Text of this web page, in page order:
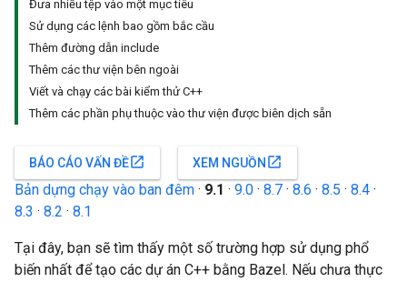
Đưa nhiều tệp vào một mục tiêu
Sử dụng các lệnh bao gồm bắc cầu
Thêm đường dẫn include
Thêm các thư viện bên ngoài
Viết và chạy các bài kiểm thử C++
Thêm các phần phụ thuộc vào thư viện được biên dịch sẵn
BÁO CÁO VẤN ĐỀopen_in_new XEM NGUỒN open_in_new
Bản dựng chạy vào ban đêm · 9.1 · 9.0 · 8.7 · 8.6 · 8.5 · 8.4 ·
8.3 · 8.2 · 8.1
Tại đây, bạn sẽ tìm thấy một số trường hợp sử dụng phổ
biến nhất để tạo các dự án C++ bằng Bazel. Nếu chưa thực